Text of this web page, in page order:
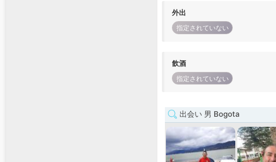
外出
指定されていない
飲酒
指定されていない
出会い 男 Bogota